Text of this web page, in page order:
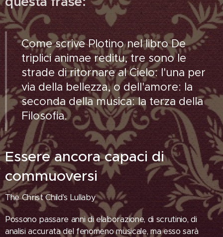
Come scrive Plotino nel libro De
triplici animae reditu, tre sono le
strade di ritornare al Cielo: l'una per
via della bellezza, o dell'amore: la
seconda della musica: la terza della
Filosofia.
Essere ancora capaci di
commuoversi
The Christ Child's Lullaby
Possono passare anni di elaborazione, di scrutinio, di
analisi accurata del fenomeno musicale, ma esso sarà